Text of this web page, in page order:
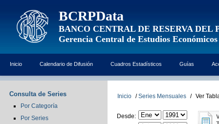
BCRPData
BANCO CENTRAL DE RESERVA DEL
Gerencia Central de Estudios Económicos
Inicio Calendario de Difusión Cuadros Estadísticos Guías
Consulta de Series
Por Categoría
Por Series
Inicio / Series Mensuales / Ver
Desde: